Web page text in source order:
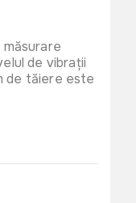
de vibrații
de tăiere este